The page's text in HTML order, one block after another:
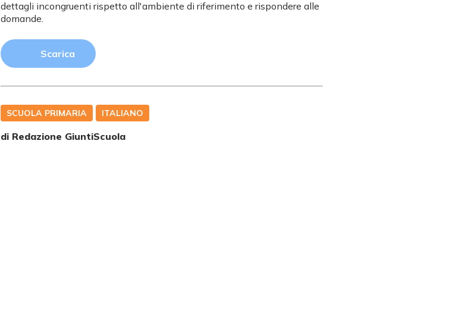
dettagli incongruenti rispetto all'ambiente di riferimento e rispondere alle
domande.
Scarica
SCUOLA PRIMARIA ITALIANO
di Redazione GiuntiScuola